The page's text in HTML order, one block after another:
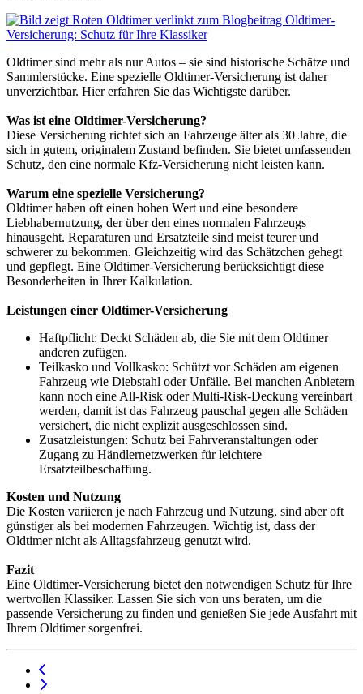
Oldtimer sind mehr als nur Autos – sie sind historische Schätze und
Sammlerstücke. Eine spezielle Oldtimer-Versicherung ist daher
unverzichtbar. Hier erfahren Sie das Wichtigste darüber.
Was ist eine Oldtimer-Versicherung?
Diese Versicherung richtet sich an Fahrzeuge älter als 30 Jahre, die
sich in gutem, originalem Zustand befinden. Sie bietet umfassenden
Schutz, den eine normale Kfz-Versicherung nicht leisten kann.
Warum eine spezielle Versicherung?
Oldtimer haben oft einen hohen Wert und eine besondere
Liebhabernutzung, der über den eines normalen Fahrzeugs
hinausgeht. Reparaturen und Ersatzteile sind meist teurer und
schwerer zu bekommen. Gleichzeitig wird das Schätzchen gehegt
und gepflegt. Eine Oldtimer-Versicherung berücksichtigt diese
Besonderheiten in Ihrer Kalkulation.
Leistungen einer Oldtimer-Versicherung
Haftpflicht: Deckt Schäden ab, die Sie mit dem Oldtimer
anderen zufügen.
Teilkasko und Vollkasko: Schützt vor Schäden am eigenen
Fahrzeug wie Diebstahl oder Unfälle. Bei manchen Anbietern
kann noch eine All-Risk oder Multi-Risk-Deckung vereinbart
werden, damit ist das Fahrzeug pauschal gegen alle Schäden
versichert, die nicht explizit ausgeschlossen sind.
Zusatzleistungen: Schutz bei Fahrveranstaltungen oder
Zugang zu Händlernetzwerken für leichtere
Ersatzteilbeschaffung.
Kosten und Nutzung
Die Kosten variieren je nach Fahrzeug und Nutzung, sind aber oft
günstiger als bei modernen Fahrzeugen. Wichtig ist, dass der
Oldtimer nicht als Alltagsfahrzeug genutzt wird.
Fazit
Eine Oldtimer-Versicherung bietet den notwendigen Schutz für Ihre
wertvollen Klassiker. Lassen Sie sich von uns beraten, um die
passende Versicherung zu finden und genießen Sie jede Ausfahrt mit
Ihrem Oldtimer sorgenfrei.